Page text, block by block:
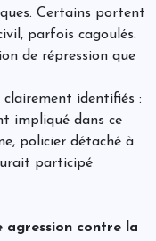
Certains portent
parfois cagoulés.
de répression que
clairement identifiés :
impliqué dans ce
policier détaché à
participé
agression contre la